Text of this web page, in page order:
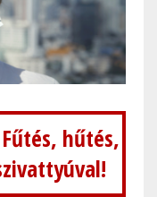
Fűtés, hűtés,